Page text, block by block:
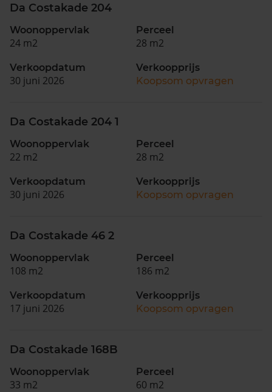
Da Costakade 204
Woonoppervlak
24 m2
Perceel
28 m2
Verkoopdatum
30 juni 2026
Verkoopprijs
Koopsom opvragen
Da Costakade 204 1
Woonoppervlak
22 m2
Perceel
28 m2
Verkoopdatum
30 juni 2026
Verkoopprijs
Koopsom opvragen
Da Costakade 46 2
Woonoppervlak
108 m2
Perceel
186 m2
Verkoopdatum
17 juni 2026
Verkoopprijs
Koopsom opvragen
Da Costakade 168B
Woonoppervlak
33 m2
Perceel
60 m2